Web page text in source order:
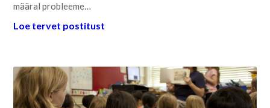
määral probleeme…
Loe tervet postitust